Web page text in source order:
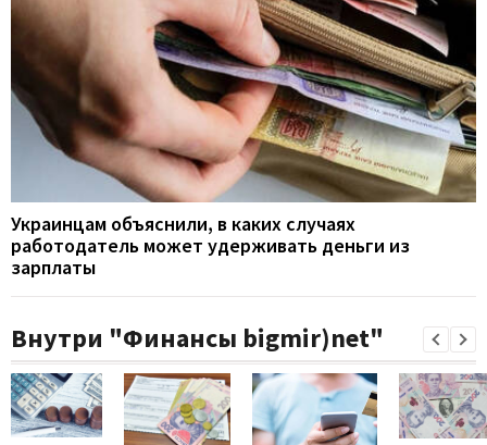
Украинцам объяснили, в каких случаях
работодатель может удерживать деньги из
зарплаты
Внутри "Финансы bigmir)net"